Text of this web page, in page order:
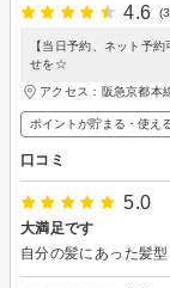
4.6
【当日予約、ネット予
せを☆
アクセス：阪急京都本
ポイントが貯まる・使え
口コミ
5.0
大満足です